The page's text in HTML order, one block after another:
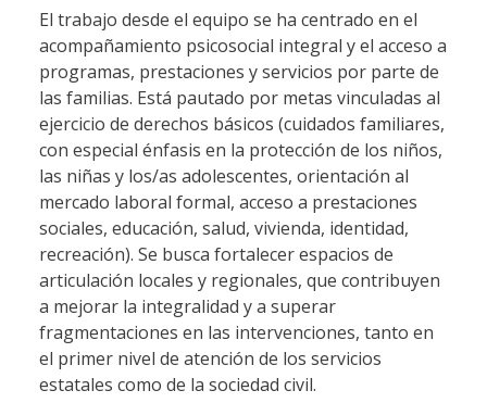
El trabajo desde el equipo se ha centrado en el
acompañamiento psicosocial integral y el acceso a
programas, prestaciones y servicios por parte de
las familias. Está pautado por metas vinculadas al
ejercicio de derechos básicos (cuidados familiares,
con especial énfasis en la protección de los niños,
las niñas y los/as adolescentes, orientación al
mercado laboral formal, acceso a prestaciones
sociales, educación, salud, vivienda, identidad,
recreación). Se busca fortalecer espacios de
articulación locales y regionales, que contribuyen
a mejorar la integralidad y a superar
fragmentaciones en las intervenciones, tanto en
el primer nivel de atención de los servicios
estatales como de la sociedad civil.